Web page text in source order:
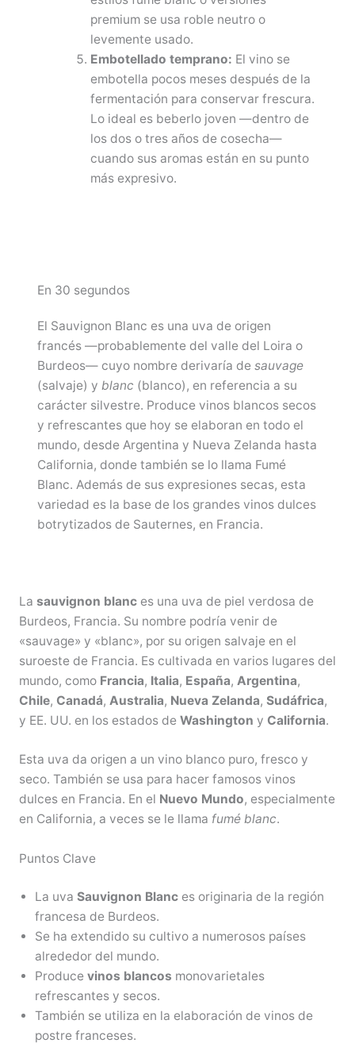
premium se usa roble neutro o
levemente usado.
Embotellado temprano: El vino se
embotella pocos meses después de la
fermentación para conservar frescura.
Lo ideal es beberlo joven —dentro de
los dos o tres años de cosecha—
cuando sus aromas están en su punto
más expresivo.
En 30 segundos
El Sauvignon Blanc es una uva de origen
francés —probablemente del valle del Loira o
Burdeos— cuyo nombre derivaría desauvage
(salvaje) yblanc (blanco), en referencia a su
carácter silvestre. Produce vinos blancos secos
y refrescantes que hoy se elaboran en todo el
mundo, desde Argentina y Nueva Zelanda hasta
California, donde también se lo llama Fumé
Blanc. Además de sus expresiones secas, esta
variedad es la base de los grandes vinos dulces
botrytizados de Sauternes, en Francia.
La sauvignon blances una uva de piel verdosa de
Burdeos, Francia. Su nombre podría venir de
«sauvage» y «blanc», por su origen salvaje en el
suroeste de Francia. Es cultivada en varios lugares del
mundo, como Francia, Italia, España, Argentina,
Chile, Canadá, Australia, Nueva Zelanda, Sudáfrica,
y EE. UU. en los estados de Washington y California.
Esta uva da origen a un vino blanco puro, fresco y
seco. También se usa para hacer famosos vinos
dulces en Francia. En el Nuevo Mundo, especialmente
en California, a veces se le llama fumé blanc.
Puntos Clave
La uva Sauvignon Blances originaria de la región
francesa de Burdeos.
Se ha extendido su cultivo a numerosos países
alrededor del mundo.
Produce vinos blancos monovarietales
refrescantes y secos.
También se utiliza en la elaboración de vinos de
postre franceses.